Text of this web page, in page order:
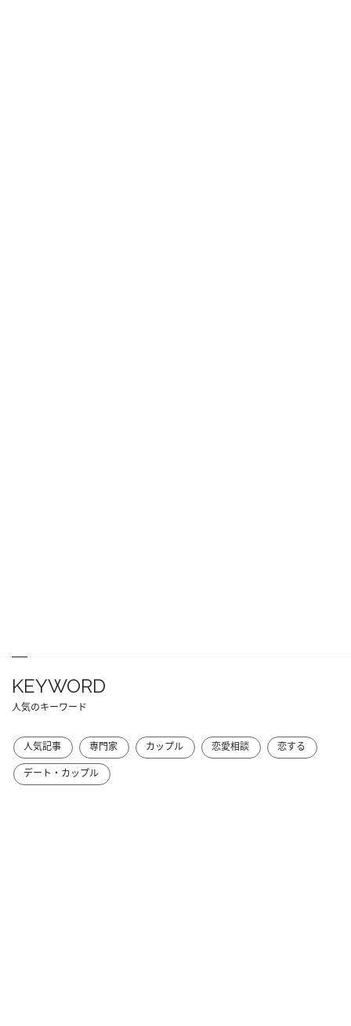
KEYWORD
人気のキーワード
人気記事 専門家 カップル 恋愛相談
恋する
デート・カップル